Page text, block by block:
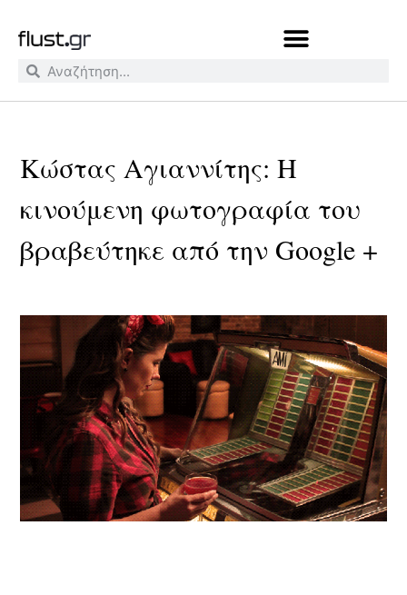
Κώστας Αγιαννίτης: Η
κινούμενη φωτογραφία του
βραβεύτηκε από την Google +